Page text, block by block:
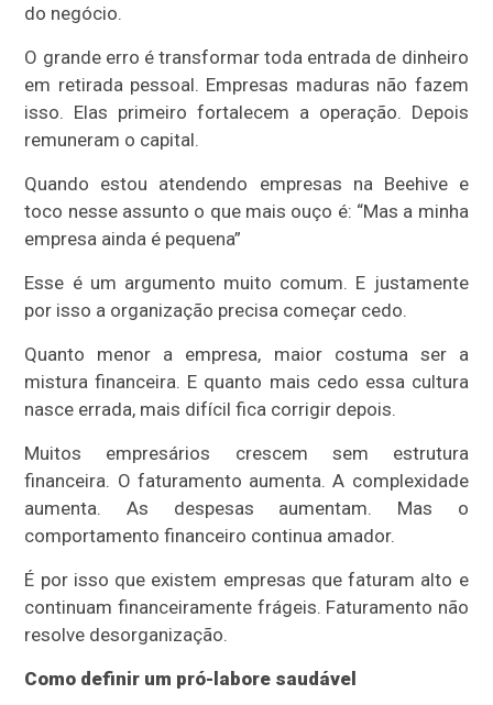
do negócio.
O grande erro é transformar toda entrada de dinheiro
em retirada pessoal. Empresas maduras não fazem
isso. Elas primeiro fortalecem a operação. Depois
remuneram o capital.
Quando estou atendendo empresas na Beehive e
toco nesse assunto o que mais ouço é: “Mas a minha
empresa ainda é pequena”
Esse é um argumento muito comum. E justamente
por isso a organização precisa começar cedo.
Quanto menor a empresa, maior costuma ser a
mistura financeira. E quanto mais cedo essa cultura
nasce errada, mais difícil fica corrigir depois.
Muitos empresários crescem sem estrutura
financeira. O faturamento aumenta. A complexidade
aumenta. As despesas aumentam. Mas o
comportamento financeiro continua amador.
É por isso que existem empresas que faturam alto e
continuam financeiramente frágeis. Faturamento não
resolve desorganização.
Como definir um pró-labore saudável